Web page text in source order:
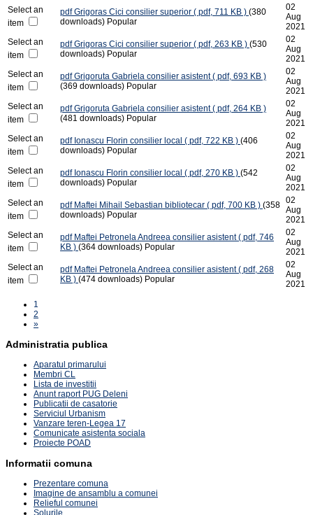
Select an
item
pdf Grigoras Cici consilier superior ( pdf, 711 KB ) (380
downloads) Popular
02
Aug
2021
Select an
item
pdf Grigoras Cici consilier superior ( pdf, 263 KB ) (530
downloads) Popular
02
Aug
2021
Select an
item
pdf Grigoruta Gabriela consilier asistent ( pdf, 693 KB )
(369 downloads) Popular
02
Aug
2021
Select an
item
pdf Grigoruta Gabriela consilier asistent ( pdf, 264 KB )
(481 downloads) Popular
02
Aug
2021
Select an
item
pdf Ionascu Florin consilier local ( pdf, 722 KB ) (406
downloads) Popular
02
Aug
2021
Select an
item
pdf Ionascu Florin consilier local ( pdf, 270 KB ) (542
downloads) Popular
02
Aug
2021
Select an
item
pdf Maftei Mihail Sebastian bibliotecar ( pdf, 700 KB ) (358
downloads) Popular
02
Aug
2021
Select an
item
pdf Maftei Petronela Andreea consilier asistent ( pdf, 746
KB ) (364 downloads) Popular
02
Aug
2021
Select an
item
pdf Maftei Petronela Andreea consilier asistent ( pdf, 268
KB ) (474 downloads) Popular
02
Aug
2021
1
2
»
Administratia publica
Aparatul primarului
Membri CL
Lista de investitii
Anunt raport PUG Deleni
Publicatii de casatorie
Serviciul Urbanism
Vanzare teren-Legea 17
Comunicate asistenta sociala
Proiecte POAD
Informatii comuna
Prezentare comuna
Imagine de ansamblu a comunei
Relieful comunei
Solurile